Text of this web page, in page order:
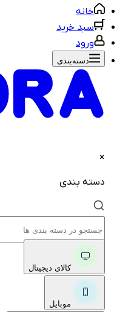
خانه
سبد خرید
ورود
دسته‌بندی‌
دسته بندی
کالای دیجیتال
موبایل